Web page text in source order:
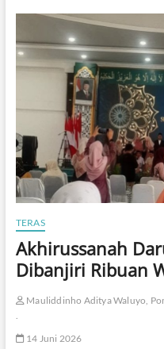
TERAS
​Akhirussanah
Dibanjiri Ribuan
Mauliddinho Aditya Waluyo,
.
14 Juni 2026